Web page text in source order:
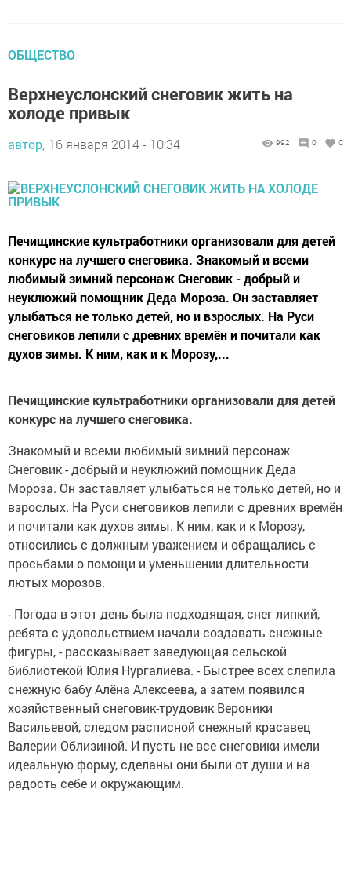
ОБЩЕСТВО
Верхнеуслонский снеговик жить на
холоде привык
автор, 16 января 2014 - 10:34 992 0 0
Печищинские культработники организовали для детей
конкурс на лучшего снеговика. Знакомый и всеми
любимый зимний персонаж Снеговик - добрый и
неуклюжий помощник Деда Мороза. Он заставляет
улыбаться не только детей, но и взрослых. На Руси
снеговиков лепили с древних времён и почитали как
духов зимы. К ним, как и к Морозу,...
Печищинские культработники организовали для детей
конкурс на лучшего снеговика.
Знакомый и всеми любимый зимний персонаж
Снеговик - добрый и неуклюжий помощник Деда
Мороза. Он заставляет улыбаться не только детей, но и
взрослых. На Руси снеговиков лепили с древних времён
и почитали как духов зимы. К ним, как и к Морозу,
относились с должным уважением и обращались с
просьбами о помощи и уменьшении длительности
лютых морозов.
- Погода в этот день была подходящая, снег липкий,
ребята с удовольствием начали создавать снежные
фигуры, - рассказывает заведующая сельской
библиотекой Юлия Нургалиева. - Быстрее всех слепила
снежную бабу Алёна Алексеева, а затем появился
хозяйственный снеговик-трудовик Вероники
Васильевой, следом расписной снежный красавец
Валерии Облизиной. И пусть не все снеговики имели
идеальную форму, сделаны они были от души и на
радость себе и окружающим.